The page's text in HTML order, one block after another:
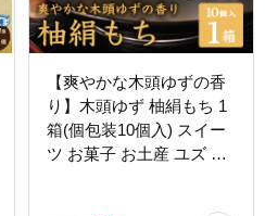
【爽やかな木頭ゆずの香
り】木頭ゆず 柚絹もち 1
箱(個包装10個入) スイー
ツ お菓子 お土産 ユズ 柚